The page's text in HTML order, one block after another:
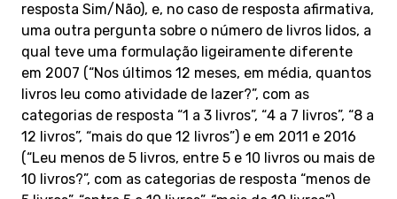
resposta Sim/Não), e, no caso de resposta afirmativa,
uma outra pergunta sobre o número de livros lidos, a
qual teve uma formulação ligeiramente diferente
em 2007 (“Nos últimos 12 meses, em média, quantos
livros leu como atividade de lazer?”, com as
categorias de resposta “1 a 3 livros”, “4 a 7 livros”, “8 a
12 livros”, “mais do que 12 livros”) e em 2011 e 2016
(“Leu menos de 5 livros, entre 5 e 10 livros ou mais de
10 livros?”, com as categorias de resposta “menos de